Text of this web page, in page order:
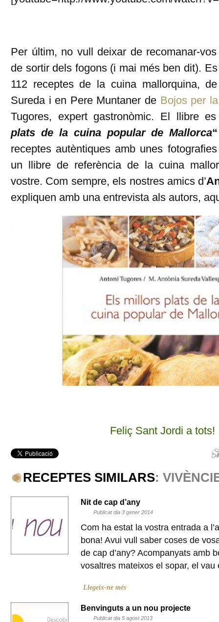
Per últim, no vull deixar de recomanar-
de sortir dels fogons (i mai més ben dit).
112 receptes de la cuina mallorquina,
Sureda i en Pere Muntaner de Bojos per
Tugores, expert gastronòmic. El llibre
plats de la cuina popular de Mallorca“
receptes autèntiques amb unes
un llibre de referència de la cuina
vostre. Com sempre, els nostres amics d’
expliquen amb una entrevista als autors,
Feliç Sant Jordi a tots!
RECEPTES SIMILARS:
Nit de cap d’any
Publicat dia 3 gener 2014
Com ha estat la vostra entrada a
bona! Avui vull saber coses de
de cap d’any? Acompanyats amb
vosaltres mateixos el sopar, el
Llegeix-ne més
Benvinguts a un nou projecte
Publicat dia 5 agost 2013